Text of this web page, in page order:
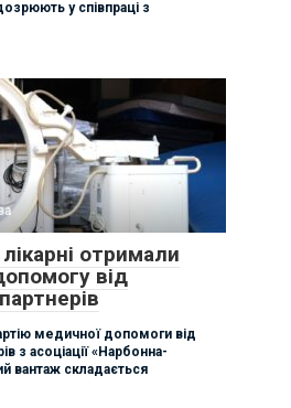
у співпраці з
отримали
від
медичної допомоги від
з асоціації «Нарбонна-
вантаж складається